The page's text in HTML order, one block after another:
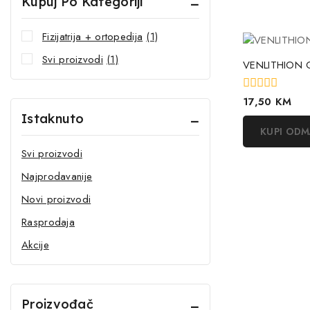
VENLITHION
0
out
of
17,50 KM
KUPI
Fizijatrija + ortopedija (1)
Svi proizvodi (1)
Istaknuto
Svi proizvodi
Najprodavanije
Novi proizvodi
Rasprodaja
Akcije
Proizvođač